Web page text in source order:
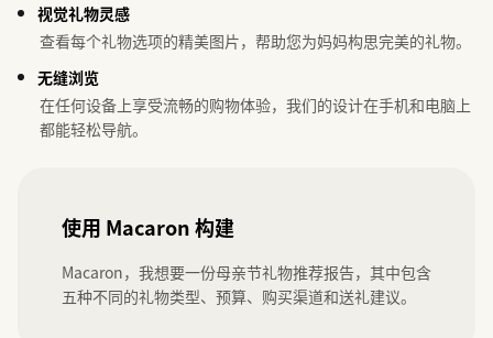
视觉礼物灵感
查看每个礼物选项的精美图片，帮助您为妈妈构思完美的礼物。
无缝浏览
在任何设备上享受流畅的购物体验，我们的设计在手机和电脑上
都能轻松导航。
使用 Macaron 构建
Macaron，我想要一份母亲节礼物推荐报告，其中包含
五种不同的礼物类型、预算、购买渠道和送礼建议。